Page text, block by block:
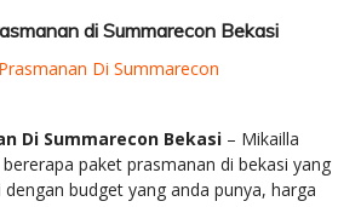
di Summarecon Bekasi
Di Summarecon Bekasi – Mikailla
paket prasmanan di bekasi yang
budget yang anda punya, harga